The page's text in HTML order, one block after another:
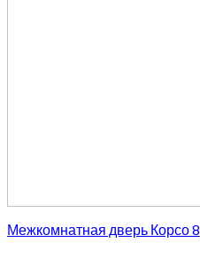
Межкомнатная дверь Корсо 8